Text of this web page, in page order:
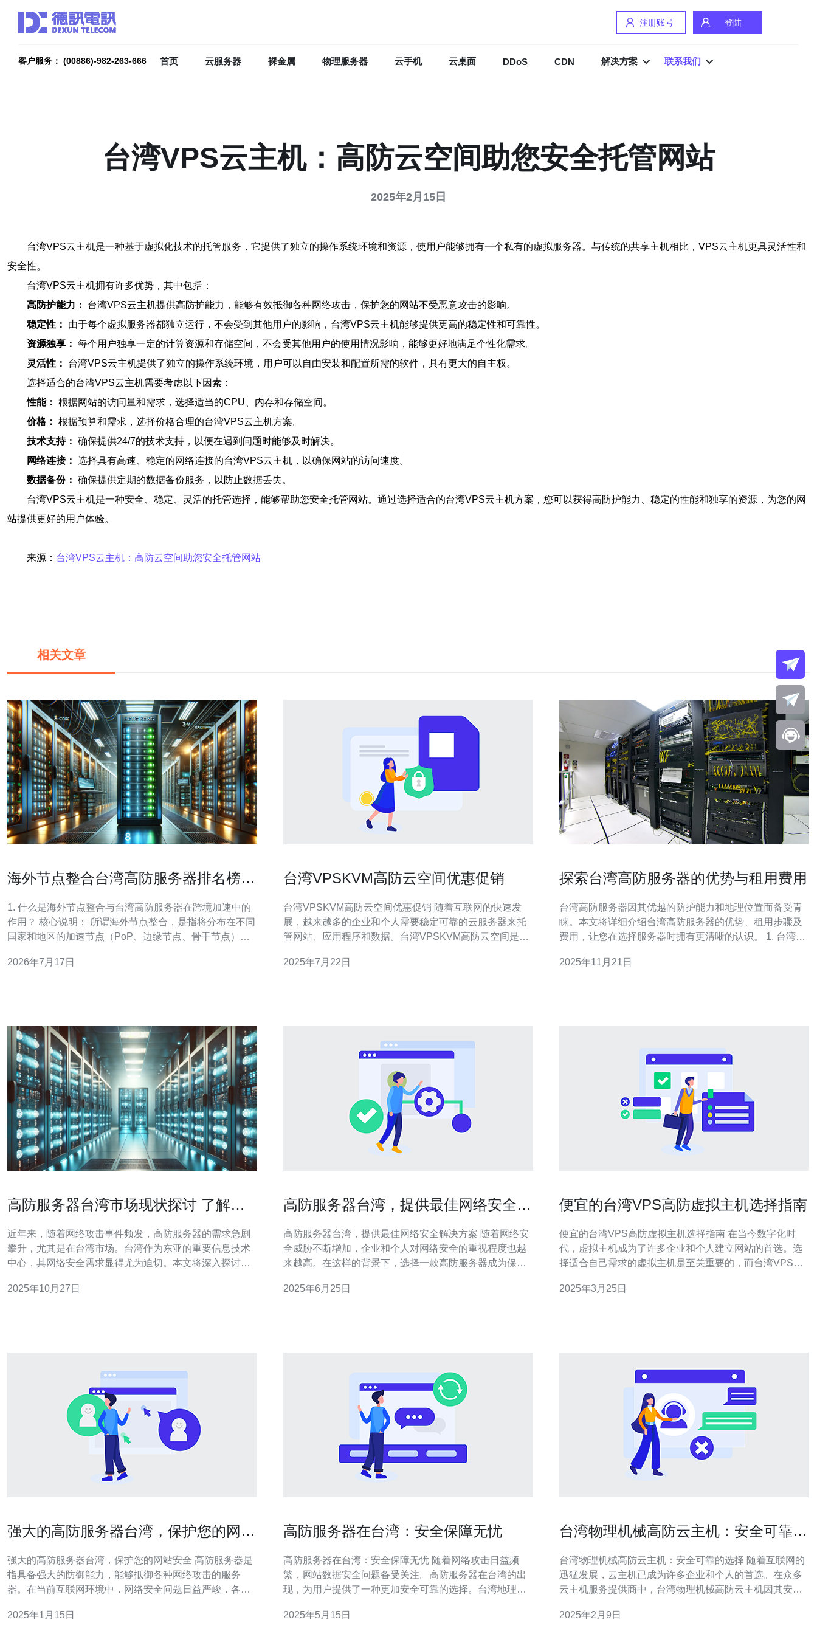
注册账号 登陆
客户服务： (00886)-982-263-666 首页 云服务器 裸金属 物理服务器 云手机 云桌面 DDoS CDN 解决方案 联系我们
台湾VPS云主机：高防云空间助您安全托管网站
2025年2月15日
台湾VPS云主机是一种基于虚拟化技术的托管服务，它提供了独立的操作系统环境和资源，使用户能够拥有一个私有的虚拟服务器。与传统的共享主机相比，VPS云主机更具灵活性和
安全性。
台湾VPS云主机拥有许多优势，其中包括：
高防护能力：
台湾VPS云主机提供高防护能力，能够有效抵御各种网络攻击，保护您的网站不受恶意攻击的影响。
稳定性：
由于每个虚拟服务器都独立运行，不会受到其他用户的影响，台湾VPS云主机能够提供更高的稳定性和可靠性。
资源独享： 每个用户独享一定的计算资源和存储空间，不会受其他用户的使用情况影响，能够更好地满足个性化需求。
灵活性：
台湾VPS云主机提供了独立的操作系统环境，用户可以自由安装和配置所需的软件，具有更大的自主权。
选择适合的台湾VPS云主机需要考虑以下因素：
性能： 根据网站的访问量和需求，选择适当的CPU、内存和存储空间。
价格： 根据预算和需求，选择价格合理的台湾VPS云主机方案。
技术支持： 确保提供24/7的技术支持，以便在遇到问题时能够及时解决。
网络连接： 选择具有高速、稳定的网络连接的台湾VPS云主机，以确保网站的访问速度。
数据备份： 确保提供定期的数据备份服务，以防止数据丢失。
台湾VPS云主机是一种安全、稳定、灵活的托管选择，能够帮助您安全托管网站。通过选择适合的台湾VPS云主机方案，您可以获得高防护能力、稳定的性能和独享的资源，为您的网
站提供更好的用户体验。
来源： 台湾VPS云主机：高防云空间助您安全托管网站
相关文章
海外节点整合台湾高防服务器排名榜前
1. 什么是海外节点整合与台湾高防服务器在跨境加速中的
作用？ 核心说明： 所谓海外节点整合，是指将分布在不同
国家和地区的加速节点（PoP、边缘节点、骨干节点）进
湾高防服务器通常指在台湾机房部署并具备高可用、高抗
2026年7月17日
台湾VPSKVM高防云空间优惠促销
台湾VPSKVM高防云空间优惠促销 随着互联网的快速发
展，越来越多的企业和个人需要稳定可靠的云服务器来托
管网站、应用程序和数据。台湾VPSKVM高防云空间是一
好评。 现在，我们推出了特别优惠活动，让您可以享受
2025年7月22日
探索台湾高防服务器的优势与租用费用
台湾高防服务器因其优越的防护能力和地理位置而备受青
睐。本文将详细介绍台湾高防服务器的优势、租用步骤及
费用，让您在选择服务器时拥有更清晰的认识。 1. 台湾高
快且稳定。以下是台湾高防服务器的主要优势： 1.1 安全
2025年11月21日
高防服务器台湾市场现状探讨 了解热
近年来，随着网络攻击事件频发，高防服务器的需求急剧
攀升，尤其是在台湾市场。台湾作为东亚的重要信息技术
中心，其网络安全需求显得尤为迫切。本文将深入探讨台
务，以期为用户提供选择参考。 以下是关于高防服务器台
2025年10月27日
高防服务器台湾，提供最佳网络安全解
高防服务器台湾，提供最佳网络安全解决方案 随着网络安
全威胁不断增加，企业和个人对网络安全的重视程度也越
来越高。在这样的背景下，选择一款高防服务器成为保障
服务器服务，为用户提供最佳的网络安全解决方案。 高防
2025年6月25日
便宜的台湾VPS高防虚拟主机选择指南
便宜的台湾VPS高防虚拟主机选择指南 在当今数字化时
代，虚拟主机成为了许多企业和个人建立网站的首选。选
择适合自己需求的虚拟主机是至关重要的，而台湾VPS高
为您介绍如何选择便宜的台湾VPS高防虚拟主机。 在选择
2025年3月25日
强大的高防服务器台湾，保护您的网站
强大的高防服务器台湾，保护您的网站安全 高防服务器是
指具备强大的防御能力，能够抵御各种网络攻击的服务
器。在当前互联网环境中，网络安全问题日益严峻，各种
服务器通过多种技术手段，如流量清洗、防火墙、入侵检
2025年1月15日
高防服务器在台湾：安全保障无忧
高防服务器在台湾：安全保障无忧 随着网络攻击日益频
繁，网站数据安全问题备受关注。高防服务器在台湾的出
现，为用户提供了一种更加安全可靠的选择。台湾地理位
的网络监管政策，因此成为高防服务器的理想选择。 高防
2025年5月15日
台湾物理机械高防云主机：安全可靠的
台湾物理机械高防云主机：安全可靠的选择 随着互联网的
迅猛发展，云主机已成为许多企业和个人的首选。在众多
云主机服务提供商中，台湾物理机械高防云主机因其安全
主机的优势和特点，为大家提供安全可靠的选择。 台湾物
2025年2月9日